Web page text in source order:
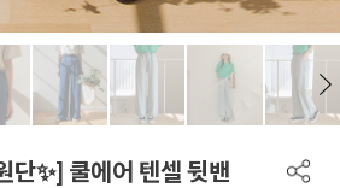
✨] 쿨에어 텐셀 뒷밴